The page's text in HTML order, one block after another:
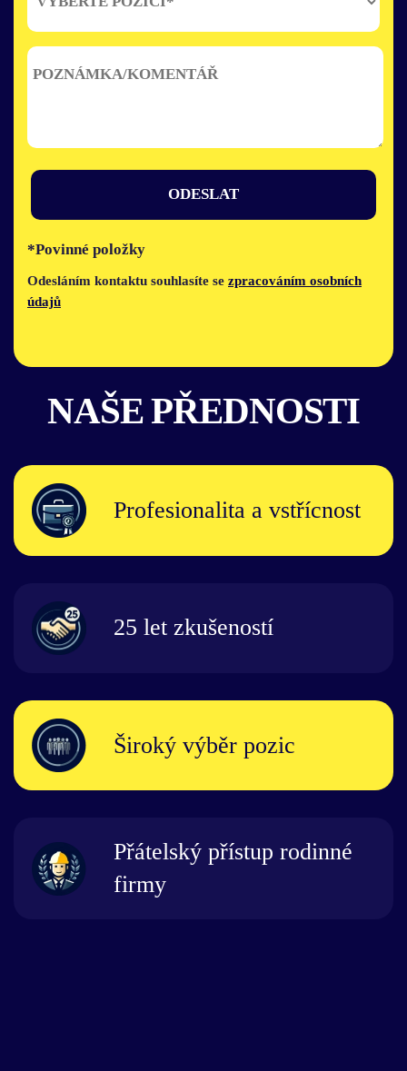
*Povinné položky
Odesláním kontaktu souhlasíte se zpracováním osobních
údajů
NAŠE PŘEDNOSTI
Profesionalita a vstřícnost
25 let zkušeností
Široký výběr pozic
Přátelský přístup rodinné
firmy